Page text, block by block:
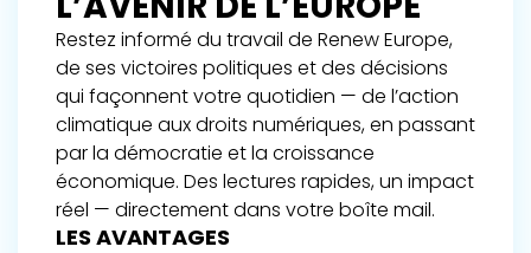
Restez informé du travail de Renew Europe,
de ses victoires politiques et des décisions
qui façonnent votre quotidien — de l’action
climatique aux droits numériques, en passant
par la démocratie et la croissance
économique. Des lectures rapides, un impact
réel — directement dans votre boîte mail.
LES AVANTAGES